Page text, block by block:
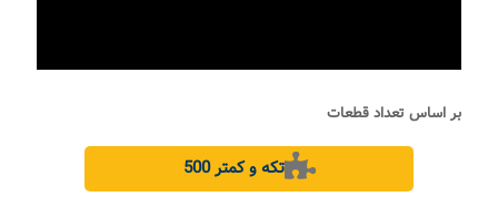
بر اساس تعداد قطعات
500 تکه و کمتر